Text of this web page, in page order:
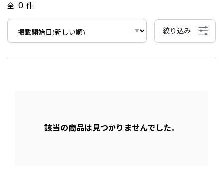
全 0 件
絞り込み
該当の商品は見つかりませんでした。